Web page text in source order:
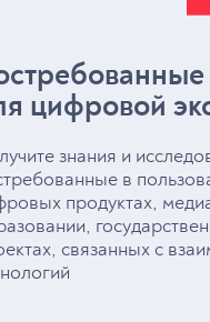
цифровой
знания и
в
продуктах,
связанных с